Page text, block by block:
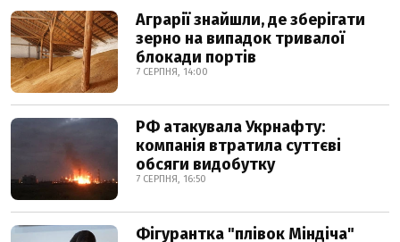
Аграрії знайшли, де зберігати
зерно на випадок тривалої
блокади портів
7 СЕРПНЯ, 14:00
РФ атакувала Укрнафту:
компанія втратила суттєві
обсяги видобутку
7 СЕРПНЯ, 16:50
Фігурантка "плівок Міндіча"